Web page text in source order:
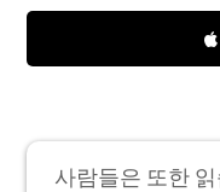
사람들은 또한